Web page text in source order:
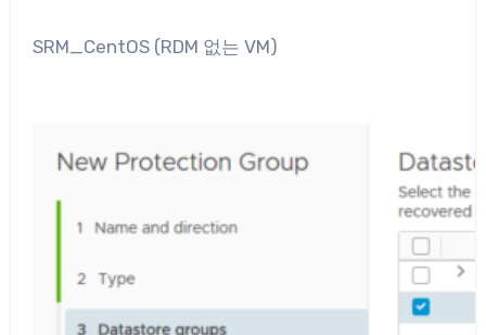
SRM_CentOS (RDM 없는 VM)